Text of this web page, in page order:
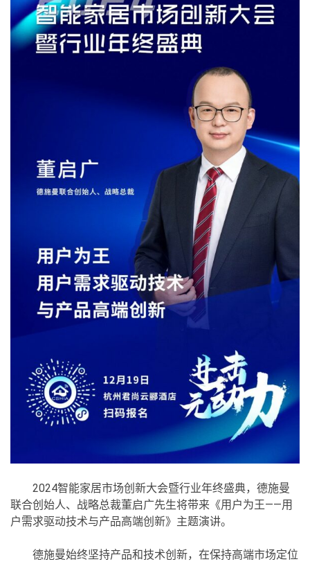
2024智能家居市场创新大会暨行业年终盛典，德施曼
联合创始人、战略总裁董启广先生将带来《用户为王——用
户需求驱动技术与产品高端创新》主题演讲。
德施曼始终坚持产品和技术创新，在保持高端市场定位